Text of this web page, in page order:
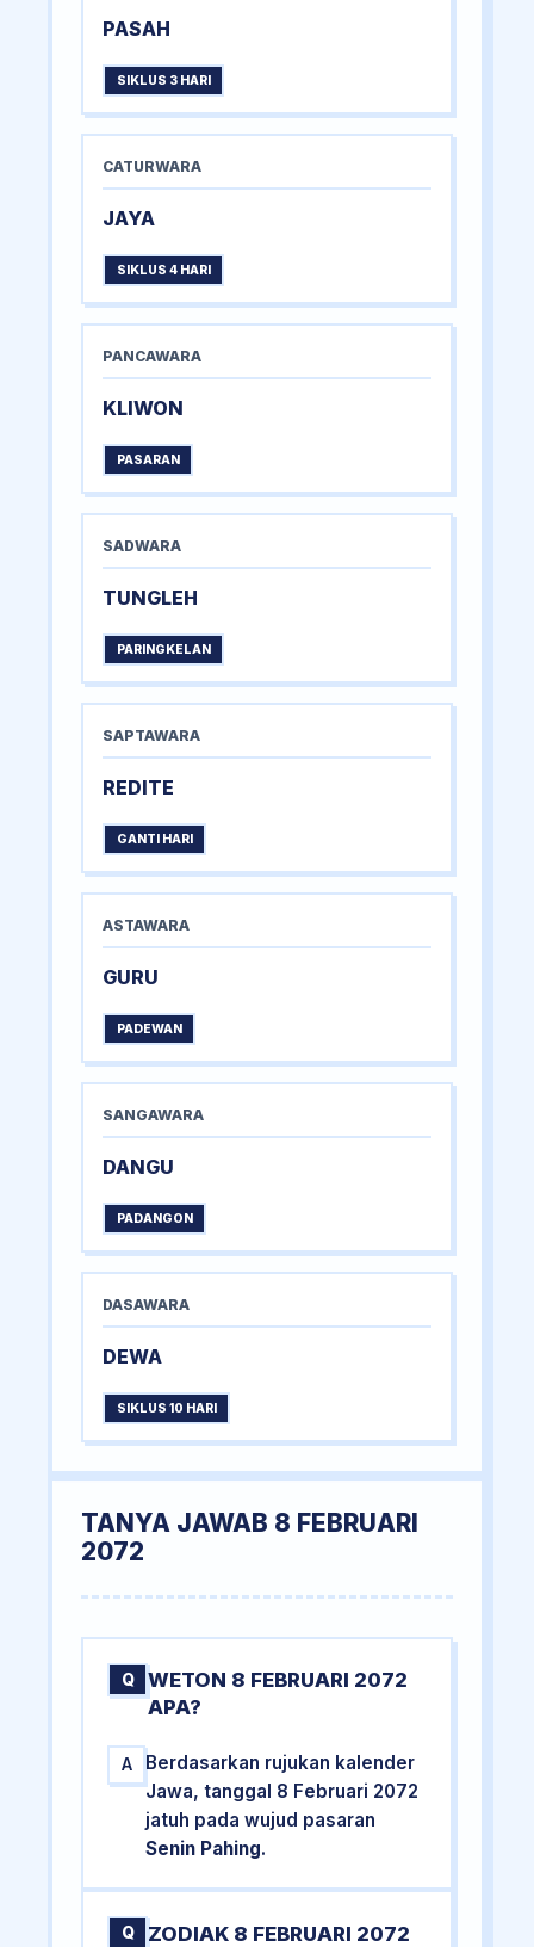
PASAH
SIKLUS 3 HARI
CATURWARA
JAYA
SIKLUS 4 HARI
PANCAWARA
KLIWON
PASARAN
SADWARA
TUNGLEH
PARINGKELAN
SAPTAWARA
REDITE
GANTI HARI
ASTAWARA
GURU
PADEWAN
SANGAWARA
DANGU
PADANGON
DASAWARA
DEWA
SIKLUS 10 HARI
TANYA JAWAB 8 FEBRUARI
2072
Q
WETON 8 FEBRUARI 2072
APA?
A
Berdasarkan rujukan kalender
Jawa, tanggal 8 Februari 2072
jatuh pada wujud pasaran
Senin Pahing.
Q
ZODIAK 8 FEBRUARI 2072